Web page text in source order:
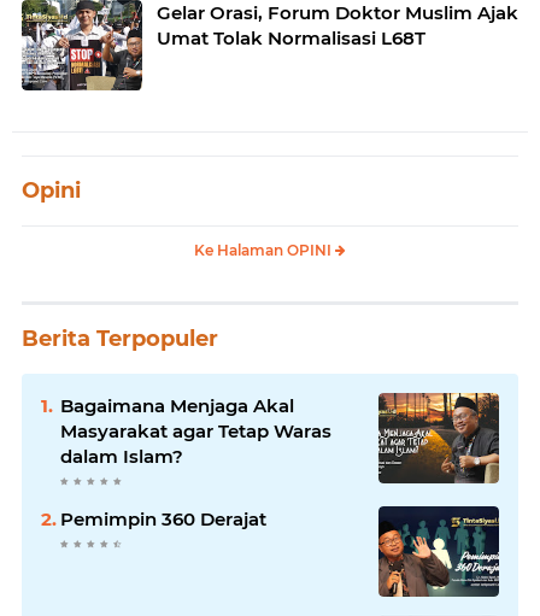
Gelar Orasi, Forum Doktor Muslim Ajak
Umat Tolak Normalisasi L68T
Opini
Ke Halaman OPINI
Berita Terpopuler
Bagaimana Menjaga Akal
Masyarakat agar Tetap Waras
dalam Islam?
Pemimpin 360 Derajat